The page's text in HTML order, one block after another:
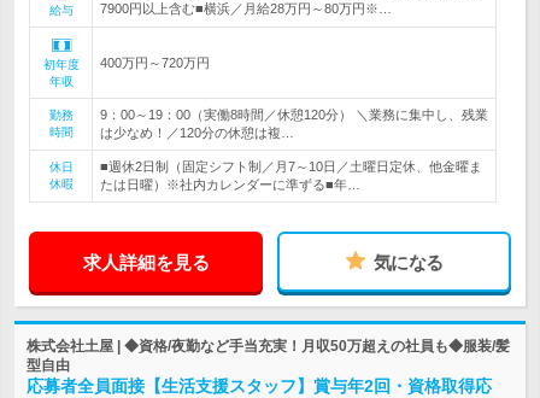
給与
7900円以上含む■横浜／月給28万円～80万円※…
初年度
年収
400万円～720万円
勤務
時間
9：00～19：00（実働8時間／休憩120分） ＼業務に集中し、残業
は少なめ！／120分の休憩は複…
休日
休暇
■週休2日制（固定シフト制／月7～10日／土曜日定休、他金曜ま
たは日曜）※社内カレンダーに準ずる■年…
求人詳細を見る 気になる
株式会社土屋 | ◆資格/夜勤など手当充実！月収50万超えの社員も◆服装/髪
型自由
応募者全員面接【生活支援スタッフ】賞与年2回・資格取得応